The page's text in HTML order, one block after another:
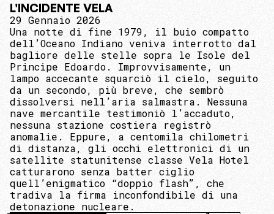
L'INCIDENTE VELA
29 Gennaio 2026
Una notte di fine 1979, il buio compatto
dell’Oceano Indiano veniva interrotto dal
bagliore delle stelle sopra le Isole del
Principe Edoardo. Improvvisamente, un
lampo accecante squarciò il cielo, seguito
da un secondo, più breve, che sembrò
dissolversi nell’aria salmastra. Nessuna
nave mercantile testimoniò l’accaduto,
nessuna stazione costiera registrò
anomalie. Eppure, a centomila chilometri
di distanza, gli occhi elettronici di un
satellite statunitense classe Vela Hotel
catturarono senza batter ciglio
quell’enigmatico “doppio flash”, che
tradiva la firma inconfondibile di una
detonazione nucleare.